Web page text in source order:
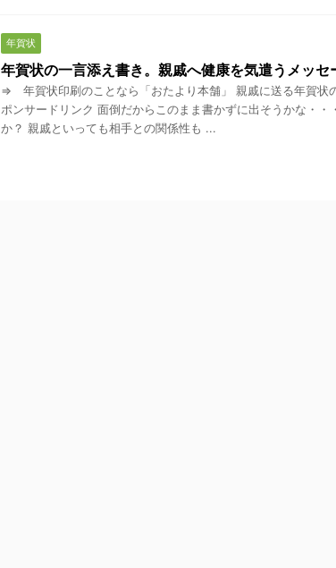
年賀状
年賀状の一言添え書き。親戚へ健康を気遣うメッセ
⇒ 年賀状印刷のことなら「おたより本舗」 親戚に送る年賀状
ポンサードリンク 面倒だからこのまま書かずに出そうかな・・
か？ 親戚といっても相手との関係性も ...